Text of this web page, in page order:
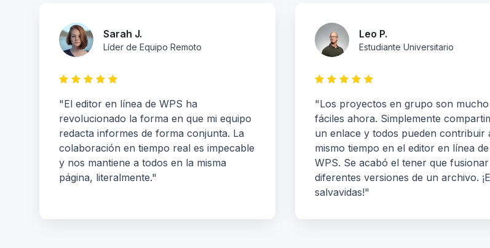
Sarah J.
Líder de Equipo Remoto
"El editor en línea de WPS ha
revolucionado la forma en que mi equipo
redacta informes de forma conjunta. La
colaboración en tiempo real es impecable
y nos mantiene a todos en la misma
página, literalmente."
Leo P.
Estudiante Universitario
"Los proyectos en grupo son mucho
fáciles ahora. Simplemente
un enlace y todos pueden contribuir
mismo tiempo en el editor en línea de
WPS. Se acabó el tener que fusionar
diferentes versiones de un archivo.
salvavidas!"